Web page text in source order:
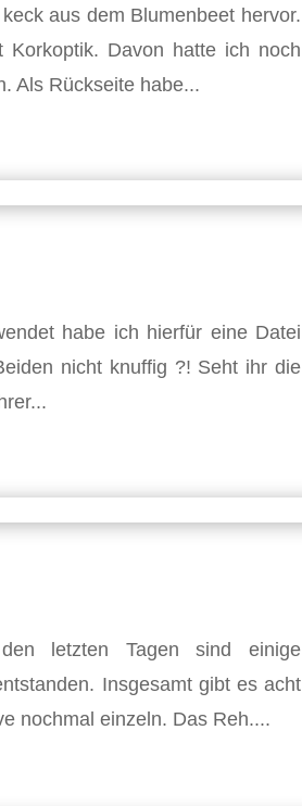
aus dem Blumenbeet hervor.
Davon hatte ich noch
Als Rückseite habe...
habe ich hierfür eine Datei
nicht knuffig ?! Seht ihr die
letzten Tagen sind einige
Insgesamt gibt es acht
nochmal einzeln. Das Reh....